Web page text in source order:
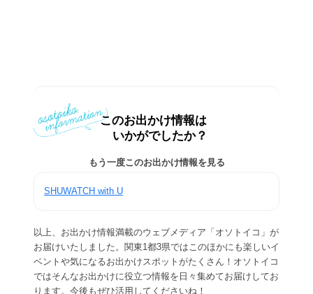
このお出かけ情報は
いかがでしたか？
もう一度このお出かけ情報を見る
SHUWATCH with U
以上、お出かけ情報満載のウェブメディア「オソトイコ」が
お届けいたしました。関東1都3県ではこのほかにも楽しいイ
ベントや気になるお出かけスポットがたくさん！オソトイコ
ではそんなお出かけに役立つ情報を日々集めてお届けしてお
ります。今後もぜひ活用してくださいね！